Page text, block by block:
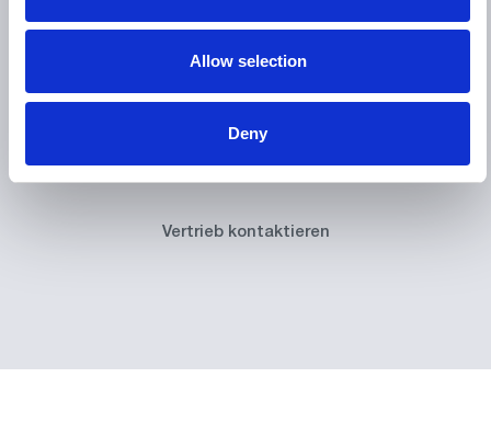
Allow selection
Deny
Eine Demonstration
buchen
Vertrieb kontaktieren